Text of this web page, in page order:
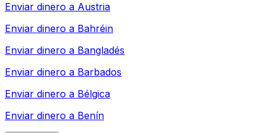
Enviar dinero a Austria
Enviar dinero a Bahréin
Enviar dinero a Bangladés
Enviar dinero a Barbados
Enviar dinero a Bélgica
Enviar dinero a Benín